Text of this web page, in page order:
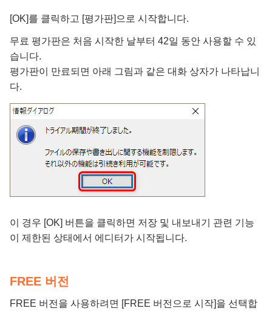
[OK]를 클릭하고 [평가판]으로 시작합니다.
무료 평가판은 처음 시작한 날부터 42일 동안 사용할 수 있
습니다.
평가판이 만료되면 아래 그림과 같은 대화 상자가 나타납니
다.
이 경우 [OK] 버튼을 클릭하면 저장 및 내보내기 관련 기능
이 제한된 상태에서 에디터가 시작됩니다.
FREE 버전
FREE 버전을 사용하려면 [FREE 버전으로 시작]을 선택합